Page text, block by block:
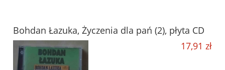
Bohdan Łazuka, Życzenia dla pań (2), płyta CD
17,91 zł